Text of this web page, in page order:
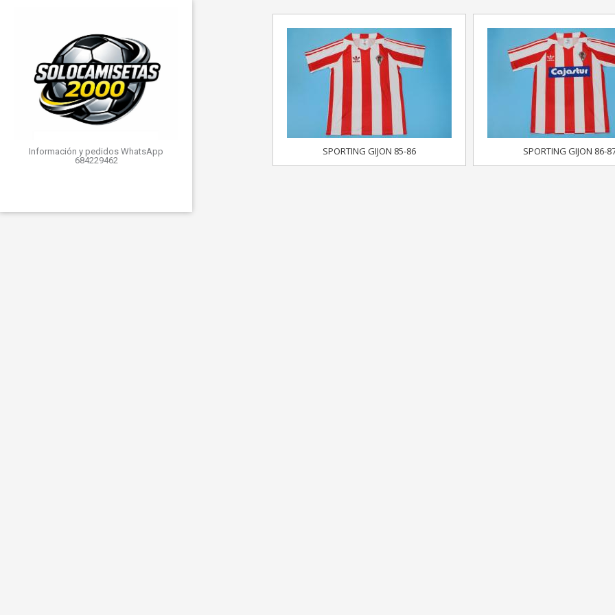
Información y pedidos WhatsApp
684229462
SPORTING GIJON 85-86 SPORTING GIJON 86-